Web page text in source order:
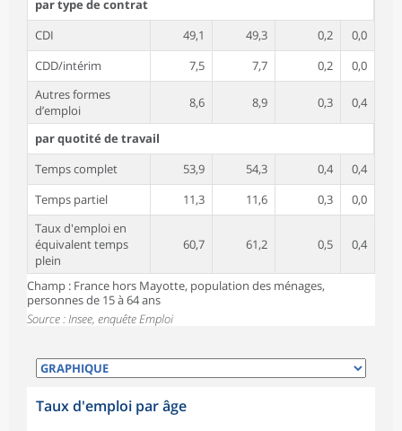
par type de contrat
CDI
49,1 49,3 0,2
0,0
CDD/intérim
7,5 7,7 0,2
0,0
Autres formes
d’emploi
8,6 8,9 0,3 0,4
par quotité de travail
Temps complet
53,9 54,3 0,4
0,4
Temps partiel
11,3 11,6 0,3
0,0
Taux d'emploi en
équivalent temps
plein
60,7 61,2 0,5 0,4
Champ : France hors Mayotte, population des ménages,
personnes de 15 à 64 ans
Source : Insee, enquête Emploi
Taux d'emploi par âge